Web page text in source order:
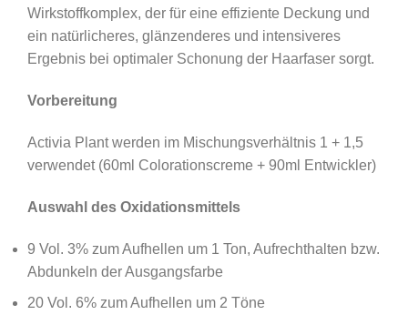
Wirkstoffkomplex, der für eine effiziente Deckung und
ein natürlicheres, glänzenderes und intensiveres
Ergebnis bei optimaler Schonung der Haarfaser sorgt.
Vorbereitung
Activia Plant werden im Mischungsverhältnis 1 + 1,5
verwendet (60ml Colorationscreme + 90ml Entwickler)
Auswahl des Oxidationsmittels
9 Vol. 3% zum Aufhellen um 1 Ton, Aufrechthalten bzw.
Abdunkeln der Ausgangsfarbe
20 Vol. 6% zum Aufhellen um 2 Töne